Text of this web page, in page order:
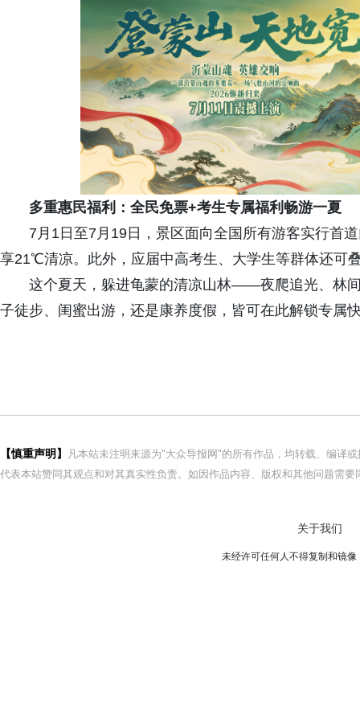
多重惠民福利：全民免票+考生专属福利畅游一夏
7月1日至7月19日，景区面向全国所有游客实行首
享21℃清凉。此外，应届中高考生、大学生等群体还可
这个夏天，躲进龟蒙的清凉山林——夜爬追光、林
子徒步、闺蜜出游，还是康养度假，皆可在此解锁专属
【慎重声明】
凡本站未注明来源为"大众导报网"的所有作品，均转载、编译
代表本站赞同其观点和对其真实性负责。如因作品内容、版权和其他问题需
关于我们
未经许可任何人不得复制和镜